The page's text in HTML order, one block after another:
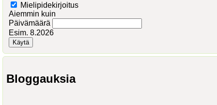
Mielipidekirjoitus
Aiemmin kuin
Päivämäärä
Esim. 8.2026
Bloggauksia